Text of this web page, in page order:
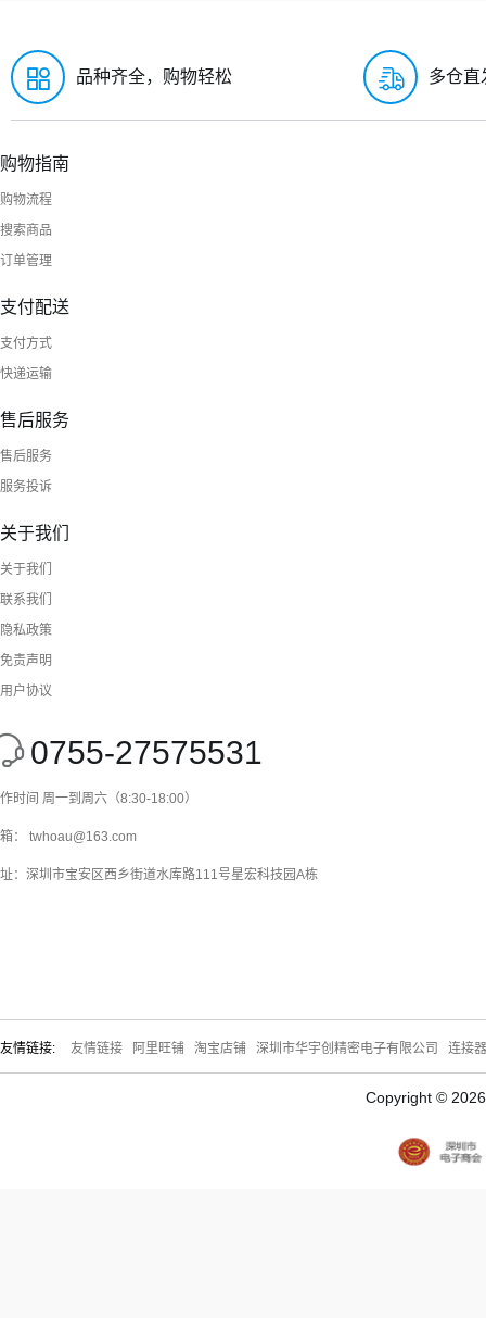
品种齐全，购物轻松 多仓直
购物指南
购物流程
搜索商品
订单管理
支付配送
支付方式
快递运输
售后服务
售后服务
服务投诉
关于我们
关于我们
联系我们
隐私政策
免责声明
用户协议
0755-27575531
时间 周一到周六（8:30-18:00）
： twhoau@163.com
：深圳市宝安区西乡街道水库路111号星宏科技园A栋
友情链接: 友情链接 阿里旺铺 淘宝店铺 深圳市华宇创精密电子有限公司 连接
Copyright ©